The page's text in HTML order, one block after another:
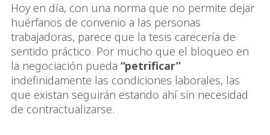
Hoy en día, con una norma que no permite dejar
huérfanos de convenio a las personas
trabajadoras, parece que la tesis carecería de
sentido práctico. Por mucho que el bloqueo en
la negociación pueda “petrificar”
indefinidamente las condiciones laborales, las
que existan seguirán estando ahí sin necesidad
de contractualizarse.